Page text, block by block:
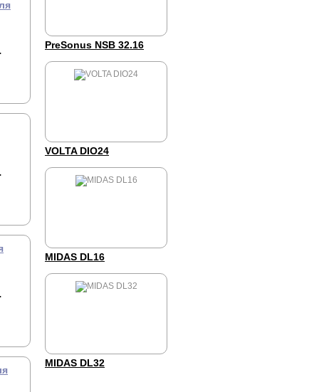
PreSonus NSB 32.16
VOLTA DIO24
MIDAS DL16
MIDAS DL32